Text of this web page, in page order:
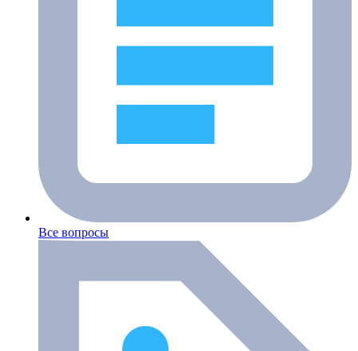
Все вопросы